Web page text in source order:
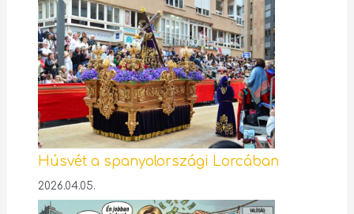
Húsvét a spanyolországi Lorcában
2026.04.05.